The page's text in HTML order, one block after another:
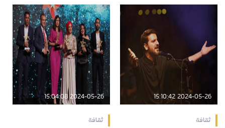
2024-05-26 15:10:42
ثقافة
2024-05-26 15:04:08
ثقافة